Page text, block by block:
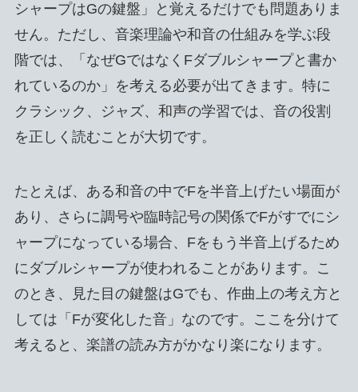
シャープはGの鍵盤」と覚えるだけでも問題ありま
せん。ただし、音楽理論や和音の仕組みを学ぶ段
階では、「なぜGではなくFダブルシャープと書か
れているのか」を考える必要が出てきます。特に
クラシック、ジャズ、和声の学習では、音の役割
を正しく読むことが大切です。
たとえば、ある和音の中でFを半音上げたい場面が
あり、さらに調号や臨時記号の関係でFがすでにシ
ャープになっている場合、Fをもう半音上げるため
にダブルシャープが使われることがあります。こ
のとき、見た目の鍵盤はGでも、作曲上の考え方と
しては「Fが変化した音」なのです。ここを分けて
考えると、楽譜の読み方がかなり楽になります。